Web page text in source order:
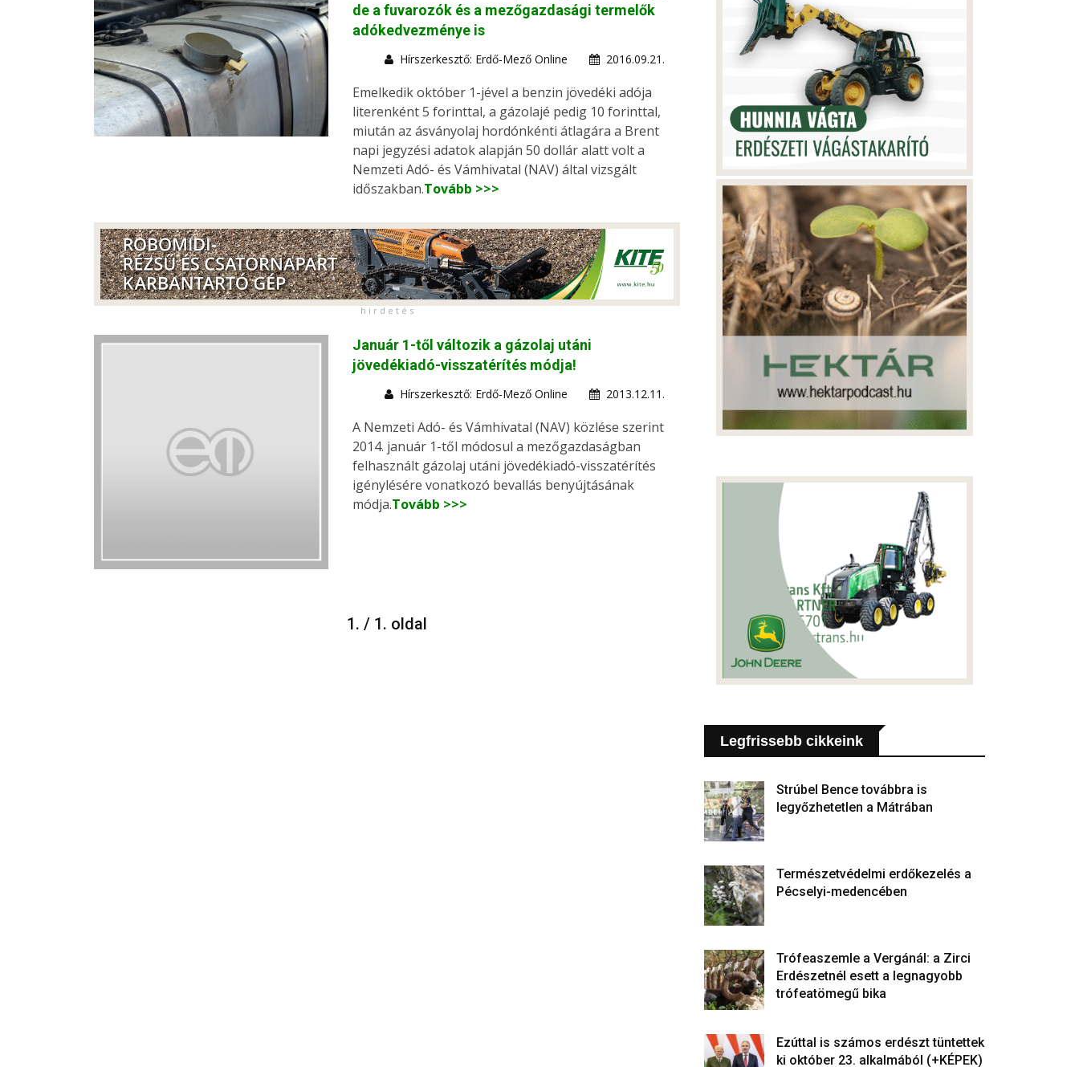
de a fuvarozók és a mezőgazdasági termelők
adókedvezménye is
Hírszerkesztő: Erdő-Mező Online 2016.09.21.
Emelkedik október 1-jével a benzin jövedéki adója
literenként 5 forinttal, a gázolajé pedig 10 forinttal,
miután az ásványolaj hordónkénti átlagára a Brent
napi jegyzési adatok alapján 50 dollár alatt volt a
Nemzeti Adó- és Vámhivatal (NAV) által vizsgált
időszakban.Tovább >>>
h i r d e t é s
Január 1-től változik a gázolaj utáni
jövedékiadó-visszatérítés módja!
Hírszerkesztő: Erdő-Mező Online 2013.12.11.
A Nemzeti Adó- és Vámhivatal (NAV) közlése szerint
2014. január 1-től módosul a mezőgazdaságban
felhasznált gázolaj utáni jövedékiadó-visszatérítés
igénylésére vonatkozó bevallás benyújtásának
módja.Tovább >>>
1. / 1. oldal
Legfrissebb cikkeink
Strúbel Bence továbbra is
legyőzhetetlen a Mátrában
Természetvédelmi erdőkezelés a
Pécselyi-medencében
Trófeaszemle a Vergánál: a Zirci
Erdészetnél esett a legnagyobb
trófeatömegű bika
Ezúttal is számos erdészt tüntettek
ki október 23. alkalmából (+KÉPEK)